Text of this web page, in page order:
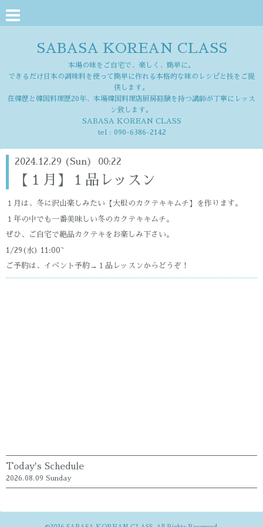
SABASA KOREAN CLASS
本場の味をご自宅で、楽しく、簡単に。
できるだけ日本の調味料を使って簡単に作れる本格的な味のレシピと技をご提
供します。
在韓歴と韓国料理歴20年、本場韓国料理店厨房経験を持つ講師が丁寧にレッス
ン致します。
SABASA KOREAN CLASS
tel : 090-6386-2142
2024.12.29 (Sun) 00:22
【１月】１品レッスン
１月は、冬に沢山楽しみたい【大根のカクテキキムチ】を作ります。
１年の中でも一番美味しい冬のカクテキキムチ。
ぜひ、ご自宅で絶品カクテキをお楽しみ下さい。
1/29(水) 11:00~
ご予約は、イベント予約→１品レッスンからどうぞ！
Today's Schedule
2026.08.09 Sunday